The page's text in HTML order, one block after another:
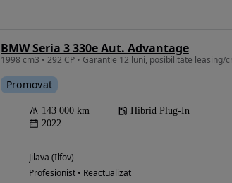
BMW Seria 3 330e Aut. Advantage
Promovat
143 000 km
Hibrid Plug-In
2022
Jilava (Ilfov)
Profesionist • Reactualizat